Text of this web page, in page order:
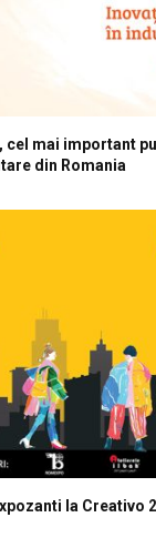
cel mai important
din Romania
la Creativo